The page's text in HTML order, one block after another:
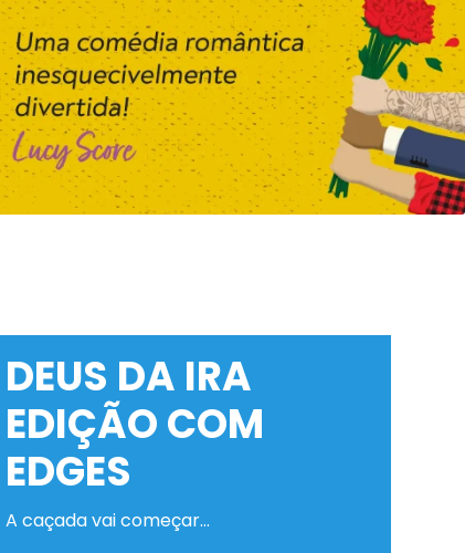
DEUS DA IRA
EDIÇÃO COM
EDGES
A caçada vai começar…